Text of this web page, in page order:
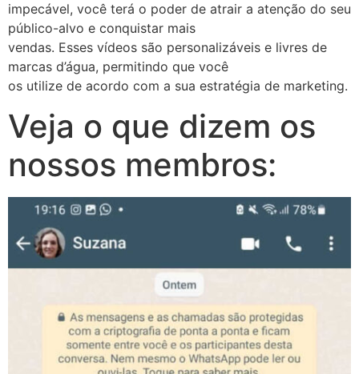
impecável, você terá o poder de atrair a atenção do seu
público-alvo e conquistar mais
vendas. Esses vídeos são personalizáveis e livres de
marcas d’água, permitindo que você
os utilize de acordo com a sua estratégia de marketing.
Veja o que dizem os
nossos membros: